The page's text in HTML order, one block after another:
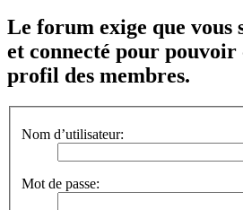
Le forum exige que vous
et connecté pour pouvoir
profil des membres.
Nom d’utilisateur:
Mot de passe: